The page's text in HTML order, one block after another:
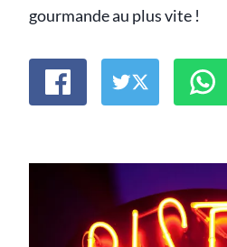
gourmande au plus vite !